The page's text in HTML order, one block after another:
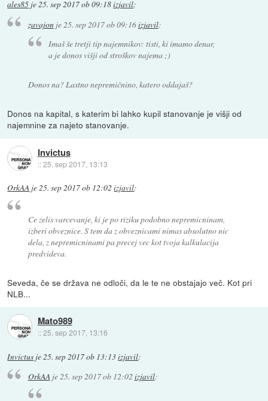
ales85 je25. sep 2017 ob 09:18izjavil:
zavajonje 25. sep 2017 ob 09:16izjavil:
Imaš še tretji tip najemnikov: tisti, ki imamo denar,
a je donos višji od stroškov najema ;)
Donos na? Lastno nepremičnino, katero oddajaš?
Donos na kapital, s katerim bi lahko kupil stanovanje je višji od
najemnine za najeto stanovanje.
Invictus
::25. sep 2017, 13:13
OrkAA je25. sep 2017 ob 12:02 izjavil:
Ce zelis varcevanje, ki je po riziku podobno nepremicninam,
izberi obveznice. S tem da z obveznicami nimas absolutno nic
dela, z nepremicninami pa precej vec kot tvoja kalkulacija
predvideva.
Seveda, če se država ne odloči, da le te ne obstajajo več. Kot pri
NLB...
Mato989
::25. sep 2017, 13:16
Invictus je25. sep 2017 ob 13:13izjavil:
OrkAAje25. sep 2017 ob 12:02 izjavil: